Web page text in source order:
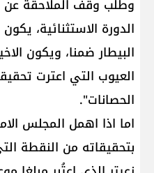
وطلب وقف الملاحقة عن
الدورة الاستثنائية،
البيطار ضمنا، ويكون
العيوب التي اعترت
الحصانات".
اما اذا اهمل المجلس
بتحقيقاته من النقطة